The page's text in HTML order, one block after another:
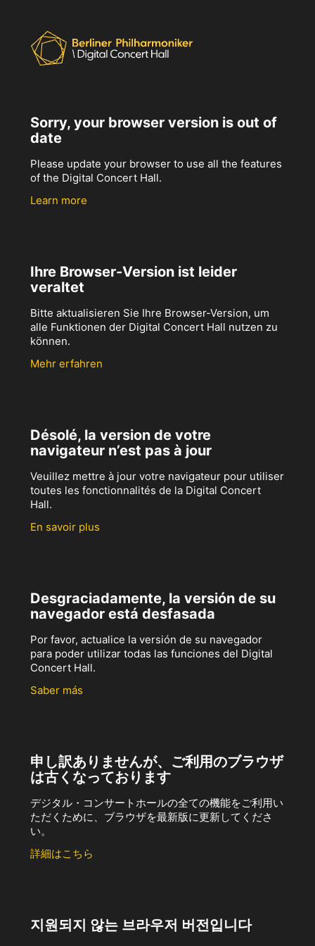
Sorry, your browser version is out of
date
Please update your browser to use all the features
of the Digital Concert Hall.
Learn more
Ihre Browser-Version ist leider
veraltet
Bitte aktualisieren Sie Ihre Browser-Version, um
alle Funktionen der Digital Concert Hall nutzen zu
können.
Mehr erfahren
Désolé, la version de votre
navigateur n’est pas à jour
Veuillez mettre à jour votre navigateur pour utiliser
toutes les fonctionnalités de la Digital Concert
Hall.
En savoir plus
Desgraciadamente, la versión de su
navegador está desfasada
Por favor, actualice la versión de su navegador
para poder utilizar todas las funciones del Digital
Concert Hall.
Saber más
申し訳ありませんが、ご利用のブラウザ
は古くなっております
デジタル・コンサートホールの全ての機能をご利用い
ただくために、ブラウザを最新版に更新してくださ
い。
詳細はこちら
지원되지 않는 브라우저 버전입니다